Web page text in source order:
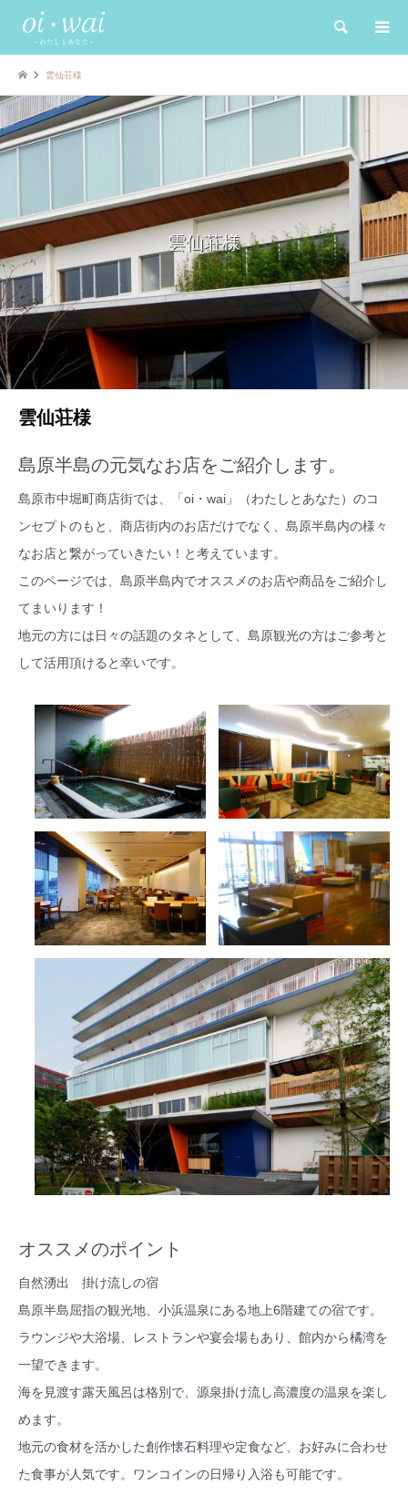
検索
雲仙荘様
雲仙荘様
雲仙荘様
島原半島の元気なお店をご紹介します。
島原市中堀町商店街では、「oi・wai」（わたしとあなた）のコ
ンセプトのもと、商店街内のお店だけでなく、島原半島内の様々
なお店と繋がっていきたい！と考えています。
このページでは、島原半島内でオススメのお店や商品をご紹介し
てまいります！
地元の方には日々の話題のタネとして、島原観光の方はご参考と
して活用頂けると幸いです。
オススメのポイント
自然湧出 掛け流しの宿
島原半島屈指の観光地、小浜温泉にある地上6階建ての宿です。
ラウンジや大浴場、レストランや宴会場もあり、館内から橘湾を
一望できます。
海を見渡す露天風呂は格別で、源泉掛け流し高濃度の温泉を楽し
めます。
地元の食材を活かした創作懐石料理や定食など、お好みに合わせ
た食事が人気です。ワンコインの日帰り入浴も可能です。